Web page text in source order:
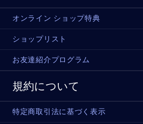
オンライン ショップ特典
ショップリスト
お友達紹介プログラム
規約について
特定商取引法に基づく表示